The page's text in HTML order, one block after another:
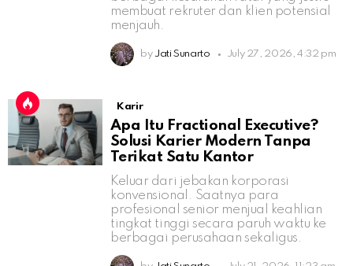
membuat rekruter dan klien potensial
menjauh.
by Jati Sunarto July 27, 2026, 4:32 pm
Karir
Apa Itu Fractional Executive?
Solusi Karier Modern Tanpa
Terikat Satu Kantor
Keluar dari jebakan korporasi
konvensional. Saatnya para
profesional senior menjual keahlian
tingkat tinggi secara paruh waktu ke
berbagai perusahaan sekaligus.